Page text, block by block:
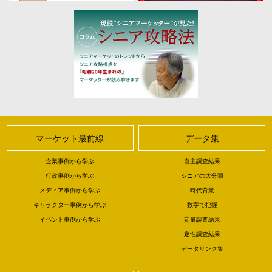
マーケット最前線
企業事例から学ぶ
行政事例から学ぶ
メディア事例から学ぶ
キャラクター事例から学ぶ
イベント事例から学ぶ
データ集
自主調査結果
シニアの大分類
時代背景
数字で把握
定量調査結果
定性調査結果
データリンク集